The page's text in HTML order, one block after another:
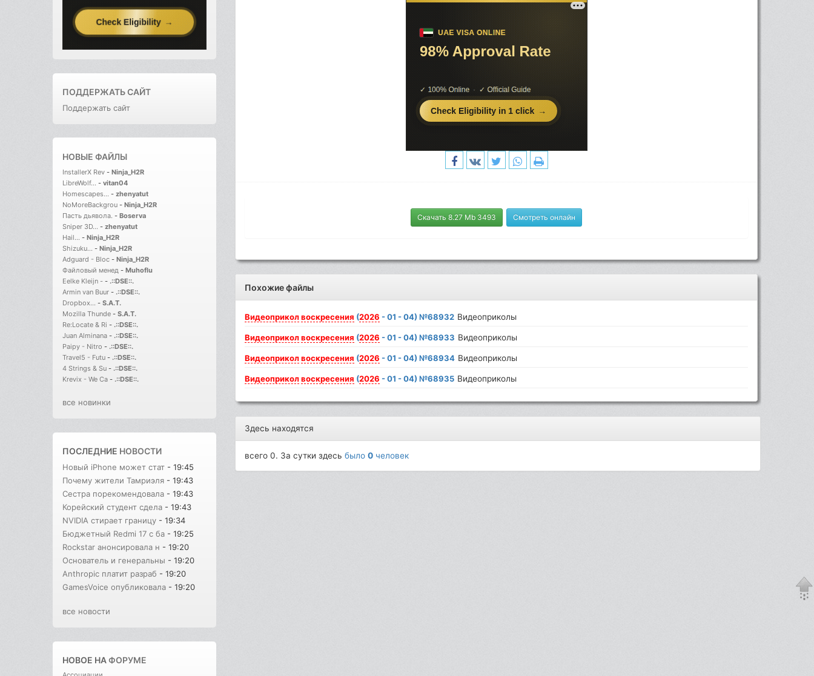
ПОДДЕРЖАТЬ САЙТ
Поддержать сайт
НОВЫЕ ФАЙЛЫ
InstallerX Rev - Ninja_H2R
LibreWolf... - vitan04
Homescapes... - zhenyatut
NoMoreBackgrou - Ninja_H2R
Пасть дьявола. - Boserva
Sniper 3D... - zhenyatut
Hail... - Ninja_H2R
Shizuku... - Ninja_H2R
Adguard - Bloc - Ninja_H2R
Файловый менед - Muhoflu
Eelke Kleijn - - .::DSE::.
Armin van Buur - .::DSE::.
Dropbox... - S.A.T.
Mozilla Thunde - S.A.T.
Re:Locate & Ri - .::DSE::.
Juan Alminana - .::DSE::.
Paipy - Nitro - .::DSE::.
Travel5 - Futu - .::DSE::.
4 Strings & Su - .::DSE::.
Krevix - We Ca - .::DSE::.
все новинки
ПОСЛЕДНИЕ НОВОСТИ
Новый iPhone может стат - 19:45
Почему жители Тамриэля - 19:43
Сестра порекомендовала - 19:43
Корейский студент сдела - 19:43
NVIDIA стирает границу - 19:34
Бюджетный Redmi 17 с ба - 19:25
Rockstar анонсировала н - 19:20
Основатель и генеральны - 19:20
Anthropic платит разраб - 19:20
GamesVoice опубликовала - 19:20
все новости
НОВОЕ НАФОРУМЕ
Скачать 8.27 Mb 3493 Смотреть онлайн
Похожие файлы
Видеоприколвоскресения (2026 - 01 - 04) №68932 Видеоприколы
Видеоприколвоскресения (2026 - 01 - 04) №68933 Видеоприколы
Видеоприколвоскресения (2026 - 01 - 04) №68934 Видеоприколы
Видеоприколвоскресения (2026 - 01 - 04) №68935 Видеоприколы
Здесь находятся
всего 0. За сутки здесьбыло0 человек